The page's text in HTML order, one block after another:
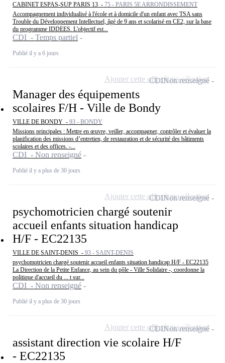
CABINET ESPAS-SUP PARIS 13 - 75 - PARIS 5E ARRONDISSEMENT
Accompagnement individualisé à l'école et à domicile d'un enfant avec TSA sans
Trouble du Développement Intellectuel, âgé de 9 ans et scolarisé en CE2, sur la base
du programme IDDEES. L'objectif est...
CDI - Temps partiel
Publié il y a 6 jours
Manager des équipements
scolaires F/H - Ville de Bondy
VILLE DE BONDY - 93 - BONDY
Missions principales : Mettre en œuvre, veiller, accompagner, contrôler et évaluer la
planification des missions d’entretien, de restauration et de sécurité des bâtiments
scolaires et des offices. -...
CDI - Non renseigné
Publié il y a plus de 30 jours
CDINon renseigné
Ajouter cette offre à ma sélection
psychomotricien chargé soutenir
accueil enfants situation handicap
H/F - EC22135
VILLE DE SAINT-DENIS - 93 - SAINT-DENIS
psychomotricien chargé soutenir accueil enfants situation handicap H/F - EC22135
La Direction de la Petite Enfance, au sein du pôle - Ville Solidaire -, coordonne la
politique d'accueil du ... t sur...
CDI - Non renseigné
Publié il y a plus de 30 jours
CDINon renseigné
Ajouter cette offre à ma sélection
assistant direction vie scolaire H/F
- EC22135
CDINon renseigné
Ajouter cette offre à ma sélection